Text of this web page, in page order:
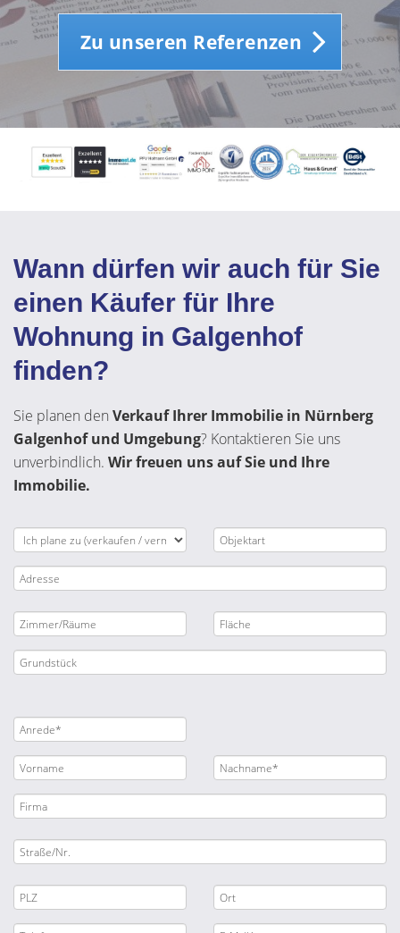
Zu unseren Referenzen
Wann dürfen wir auch für Sie
einen Käufer für Ihre
Wohnung in Galgenhof
finden?
Sie planen den Verkauf Ihrer Immobilie in Nürnberg
Galgenhof und Umgebung? Kontaktieren Sie uns
unverbindlich. Wir freuen uns auf Sie und Ihre
Immobilie.